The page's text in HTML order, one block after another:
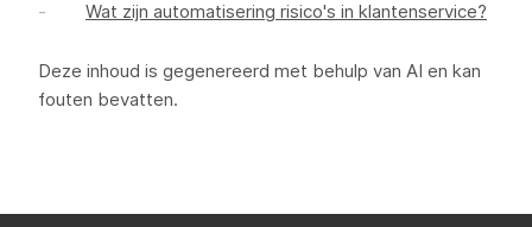
Wat zijn automatisering risico's in klantenservice?
Deze inhoud is gegenereerd met behulp van AI en kan
fouten bevatten.